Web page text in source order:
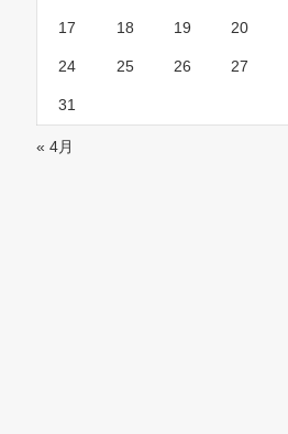
17 18 19 20
24 25 26 27
31
« 4月